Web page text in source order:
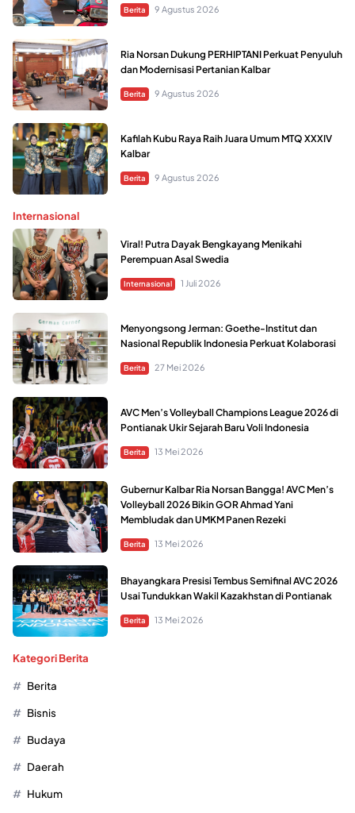
Berita 9 Agustus 2026
Ria Norsan Dukung PERHIPTANI Perkuat Penyuluh
dan Modernisasi Pertanian Kalbar
Berita 9 Agustus 2026
Kafilah Kubu Raya Raih Juara Umum MTQ XXXIV
Kalbar
Berita 9 Agustus 2026
Internasional
Viral! Putra Dayak Bengkayang Menikahi
Perempuan Asal Swedia
Internasional 1 Juli 2026
Menyongsong Jerman: Goethe-Institut dan
Nasional Republik Indonesia Perkuat Kolaborasi
Berita 27 Mei 2026
AVC Men’s Volleyball Champions League 2026 di
Pontianak Ukir Sejarah Baru Voli Indonesia
Berita 13 Mei 2026
Gubernur Kalbar Ria Norsan Bangga! AVC Men’s
Volleyball 2026 Bikin GOR Ahmad Yani
Membludak dan UMKM Panen Rezeki
Berita 13 Mei 2026
Bhayangkara Presisi Tembus Semifinal AVC 2026
Usai Tundukkan Wakil Kazakhstan di Pontianak
Berita 13 Mei 2026
Kategori Berita
Berita
Bisnis
Budaya
Daerah
Hukum